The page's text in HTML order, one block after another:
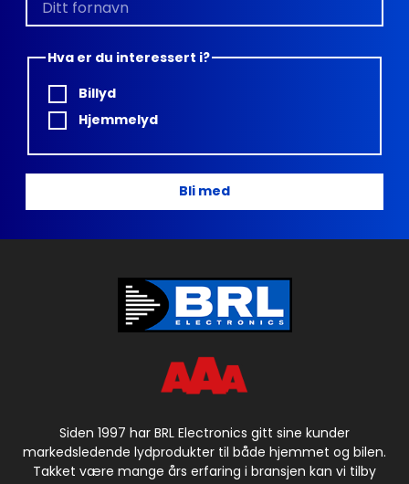
Hva er du interessert i?
Billyd
Hjemmelyd
Bli med
Siden 1997 har BRL Electronics gitt sine kunder
markedsledende lydprodukter til både hjemmet og bilen.
Takket være mange års erfaring i bransjen kan vi tilby